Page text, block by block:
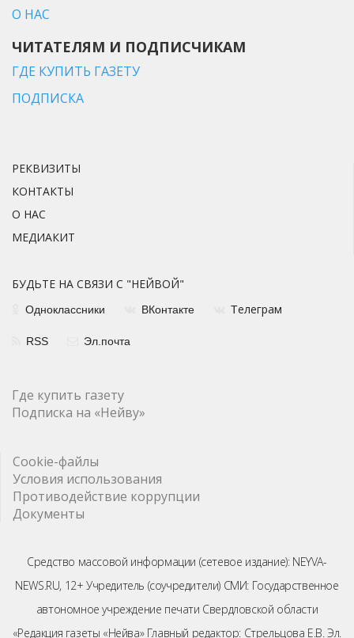
О НАС
ЧИТАТЕЛЯМ И ПОДПИСЧИКАМ
ГДЕ КУПИТЬ ГАЗЕТУ
ПОДПИСКА
РЕКВИЗИТЫ
КОНТАКТЫ
О НАС
МЕДИАКИТ
БУДЬТЕ НА СВЯЗИ С "НЕЙВОЙ"
Одноклассники ВКонтакте Телеграм
RSS Эл.почта
Где купить газету
Подписка на «Нейву»
Cookie-файлы
Условия использования
Противодействие коррупции
Документы
Средство массовой информации (сетевое издание): NEYVA-
NEWS.RU, 12+ Учредитель (соучредители) СМИ: Государственное
автономное учреждение печати Свердловской области
«Редакция газеты «Нейва» Главный редактор: Стрельцова Е.В. Эл.